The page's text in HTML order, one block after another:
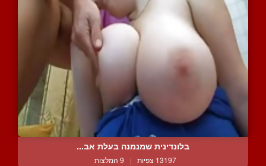
בלונדינית שמנמנה בעלת אב...
13197 צפיות | 9 המלצות